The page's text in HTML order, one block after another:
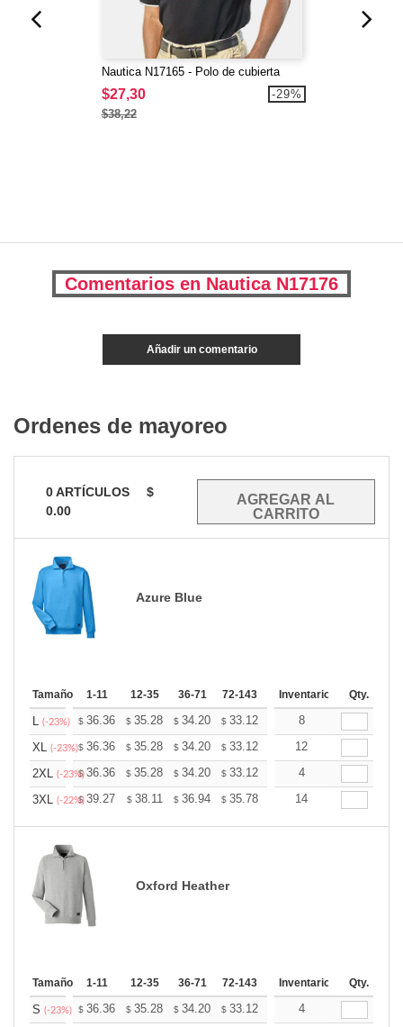
Nautica N17165 - Polo de cubierta
$27,30
$38,22
-29%
Comentarios en Nautica N17176
Añadir un comentario
Ordenes de mayoreo
0ARTÍCULOS
$
0.00
Azure Blue
Tamaño 1-11 12-35 36-71 72-143 144-287 288 +
Inventario Qty.
L (-23%) $ 36.36 $ 35.28 $ 34.20 $ 33.12 32.05
8
XL (-23%)$ 36.36 $ 35.28 $ 34.20 $ 33.12 32.05
12
2XL (-23%)
$36.36 $ 35.28 $ 34.20 $ 33.12 32.05
4
3XL (-22%)
$39.27 $ 38.11 $ 36.94 $ 35.78 34.62
14
Oxford Heather
Tamaño 1-11 12-35 36-71 72-143 144-287 288 +
Inventario Qty.
S (-23%) $ 36.36 $ 35.28 $ 34.20 $ 33.12 32.05
4